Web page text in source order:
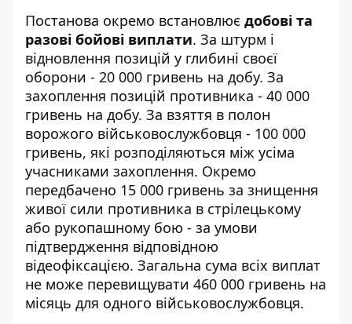
Постанова окремо встановлює добові та
разові бойові виплати. За штурм і
відновлення позицій у глибині своєї
оборони - 20 000 гривень на добу. За
захоплення позицій противника - 40 000
гривень на добу. За взяття в полон
ворожого військовослужбовця - 100 000
гривень, які розподіляються між усіма
учасниками захоплення. Окремо
передбачено 15 000 гривень за знищення
живої сили противника в стрілецькому
або рукопашному бою - за умови
підтвердження відповідною
відеофіксацією. Загальна сума всіх виплат
не може перевищувати 460 000 гривень на
місяць для одного військовослужбовця.